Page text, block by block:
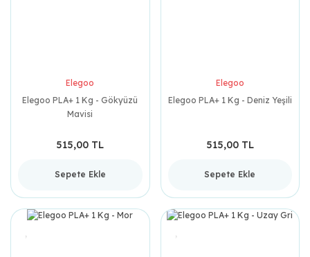
Elegoo
Elegoo PLA+ 1 Kg - Gökyüzü
Mavisi
515,00 TL
Sepete Ekle
Elegoo
Elegoo PLA+ 1 Kg - Deniz Yeşili
515,00 TL
Sepete Ekle